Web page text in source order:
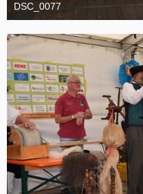
DSC_0077
1. September 2025